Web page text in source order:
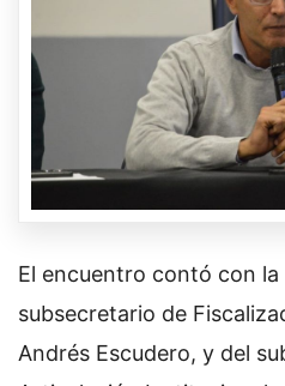
El encuentro contó con la
subsecretario de
Andrés Escudero, y del